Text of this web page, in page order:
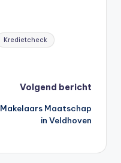
Kredietcheck
Volgend bericht
Makelaars Maatschap
in Veldhoven